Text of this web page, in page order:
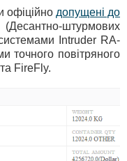
офіційно допущені до
штурмових
Intruder RA-
точного повітряного
FireFly.